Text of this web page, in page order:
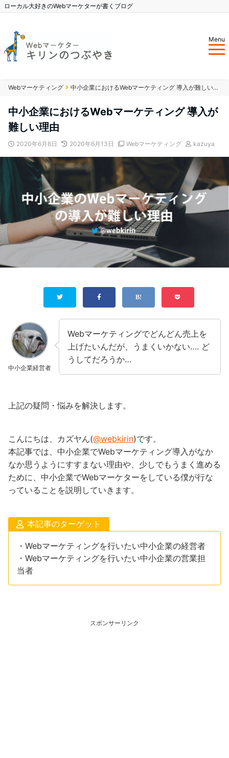
ローカル大好きのWebマーケターが書くブログ
Menu
Webマーケティング 中小企業におけるWebマーケティング 導入が難しい理由
中小企業におけるWebマーケティング 導入が
難しい理由
2020年6月8日 2020年6月13日 Webマーケティング kazuya
中小企業経営者
Webマーケティングでどんどん売上を
上げたいんだが、うまくいかない…. ど
うしてだろうか…
上記の疑問・悩みを解決します。
こんにちは、カズヤん(@webkirin)です。
本記事では、中小企業でWebマーケティング導入がなか
なか思うようにすすまない理由や、少しでもうまく進める
ために、中小企業でWebマーケターをしている僕が行な
っていることを説明していきます。
本記事のターゲット
・Webマーケティングを行いたい中小企業の経営者
・Webマーケティングを行いたい中小企業の営業担
当者
スポンサーリンク